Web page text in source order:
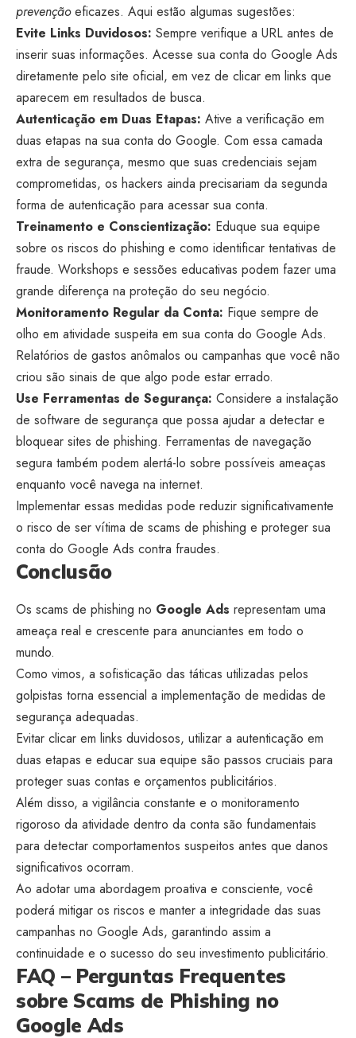
prevençãoeficazes. Aqui estão algumas sugestões:
Evite Links Duvidosos: Sempre verifique a URL antes de
inserir suas informações. Acesse sua conta do Google Ads
diretamente pelo site oficial, em vez de clicar em links que
aparecem em resultados de busca.
Autenticação em Duas Etapas: Ative a verificação em
duas etapas na sua conta do Google. Com essa camada
extra de segurança, mesmo que suas credenciais sejam
comprometidas, os hackers ainda precisariam da segunda
forma de autenticação para acessar sua conta.
Treinamento e Conscientização: Eduque sua equipe
sobre os riscos do phishing e como identificar tentativas de
fraude. Workshops e sessões educativas podem fazer uma
grande diferença na proteção do seu negócio.
Monitoramento Regular da Conta: Fique sempre de
olho em atividade suspeita em sua conta do Google Ads.
Relatórios de gastos anômalos ou campanhas que você não
criou são sinais de que algo pode estar errado.
Use Ferramentas de Segurança: Considere a instalação
de software de segurança que possa ajudar a detectar e
bloquear sites de phishing. Ferramentas de navegação
segura também podem alertá-lo sobre possíveis ameaças
enquanto você navega na internet.
Implementar essas medidas pode reduzir significativamente
o risco de ser vítima de scams de phishing e proteger sua
conta do Google Ads contra fraudes.
Conclusão
Os scams de phishing no Google Ads representam uma
ameaça real e crescente para anunciantes em todo o
mundo.
Como vimos, a sofisticação das táticas utilizadas pelos
golpistas torna essencial a implementação de medidas de
segurança adequadas.
Evitar clicar em links duvidosos, utilizar a autenticação em
duas etapas e educar sua equipe são passos cruciais para
proteger suas contas e orçamentos publicitários.
Além disso, a vigilância constante e o monitoramento
rigoroso da atividade dentro da conta são fundamentais
para detectar comportamentos suspeitos antes que danos
significativos ocorram.
Ao adotar uma abordagem proativa e consciente, você
poderá mitigar os riscos e manter a integridade das suas
campanhas no Google Ads, garantindo assim a
continuidade e o sucesso do seu investimento publicitário.
FAQ – Perguntas Frequentes
sobre Scams de Phishing no
Google Ads